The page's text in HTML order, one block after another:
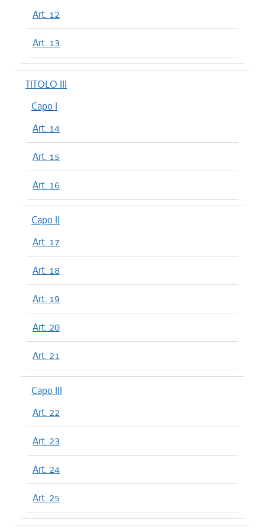
Art. 12
Art. 13
TITOLO III
Capo I
Art. 14
Art. 15
Art. 16
Capo II
Art. 17
Art. 18
Art. 19
Art. 20
Art. 21
Capo III
Art. 22
Art. 23
Art. 24
Art. 25